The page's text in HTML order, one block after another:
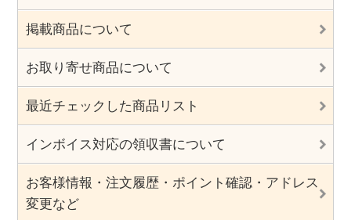
掲載商品について
お取り寄せ商品について
最近チェックした商品リスト
インボイス対応の領収書について
お客様情報・注文履歴・ポイント確認・アドレス
変更など